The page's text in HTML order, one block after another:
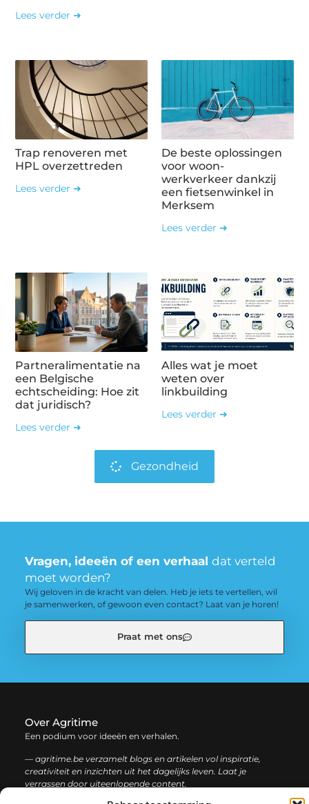
Lees verder ➜
Trap renoveren met
HPL overzettreden
Lees verder ➜
De beste oplossingen
voor woon-
werkverkeer dankzij
een fietsenwinkel in
Merksem
Lees verder ➜
Partneralimentatie na
een Belgische
echtscheiding: Hoe zit
dat juridisch?
Lees verder ➜
Alles wat je moet
weten over
linkbuilding
Lees verder ➜
Gezondheid
Vragen, ideeën of een verhaal dat verteld
moet worden?
Wij geloven in de kracht van delen. Heb je iets te vertellen, wil
je samenwerken, of gewoon even contact? Laat van je horen!
Praat met ons
Over Agritime
Een podium voor ideeën en verhalen.
— agritime.be verzamelt blogs en artikelen vol inspiratie,
creativiteit en inzichten uit het dagelijks leven. Laat je
verrassen door uiteenlopende content.